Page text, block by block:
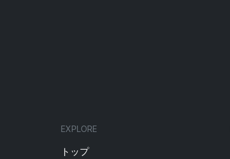
EXPLORE
トップ